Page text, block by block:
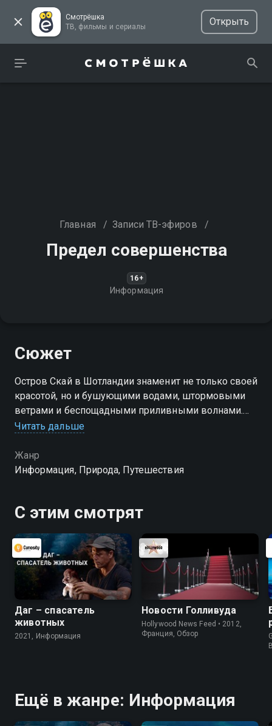
Смотрёшка
ТВ, фильмы и сериалы
Открыть
Главная / Записи ТВ-эфиров /
Предел совершенства
16+
Информация
Сюжет
Остров Скай в Шотландии знаменит не только своей
красотой, но и бушующими водами, штормовыми
ветрами и беспощадными приливными волнами.
Героиня этого фильма обогнёт остров в одиночку на
Читать дальше
Жанр
Информация, Природа, Путешествия
С этим смотрят
Даг – спасатель
животных
2021, Информация
Новости Голливуда
Hollywood News Feed • 2012,
Франция, Обзор
Ещё в жанре: Информация